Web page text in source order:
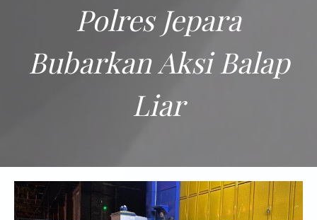
Polres Jepara
Bubarkan Aksi Balap
Liar